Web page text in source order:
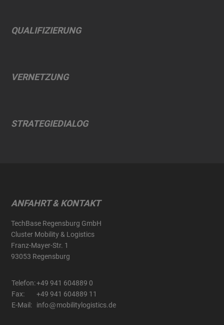
QUALIFIZIERUNG
VERNETZUNG
STRATEGIEDIALOG
ANFAHRT & KONTAKT
TechBase Regensburg GmbH
Cluster Mobility & Logistics
Franz-Mayer-Str. 1
93053 Regensburg
Telefon:
Fax:
E-Mail:
+49 941 604889 0
+49 941 604889 11
info
mobilitylogistics.de